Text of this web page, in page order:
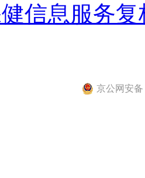
信息服务
京公网安备